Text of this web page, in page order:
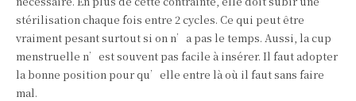
stérilisation chaque fois entre 2 cycles. Ce qui peut être
vraiment pesant surtout si on n’a pas le temps. Aussi, la cup
menstruelle n’est souvent pas facile à insérer. Il faut adopter
la bonne position pour qu’elle entre là où il faut sans faire
mal.